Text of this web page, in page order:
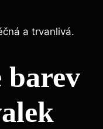
a trvanlivá.
barev